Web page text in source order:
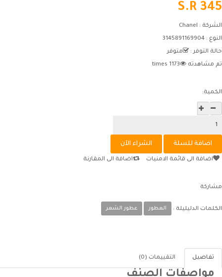
S.R 345
الشركة : Chanel
النوع : 3145891169904
حالة التوفر :
متوفر
تم مشاهدته
1173 times
الكمية:
اضافة الى قائمة الامنيات اضافة الى المقارنة
مشاركة
الكلمات الدليليلة : العطور عطور الشعر
تفاصيل التقييمات (0)
مواصفات الصنف